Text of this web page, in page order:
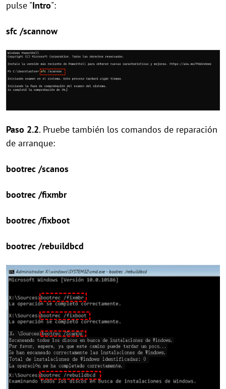
pulse "Intro":
sfc /scannow
Paso 2.2. Pruebe también los comandos de reparación
de arranque:
bootrec /scanos
bootrec /fixmbr
bootrec /fixboot
bootrec /rebuildbcd